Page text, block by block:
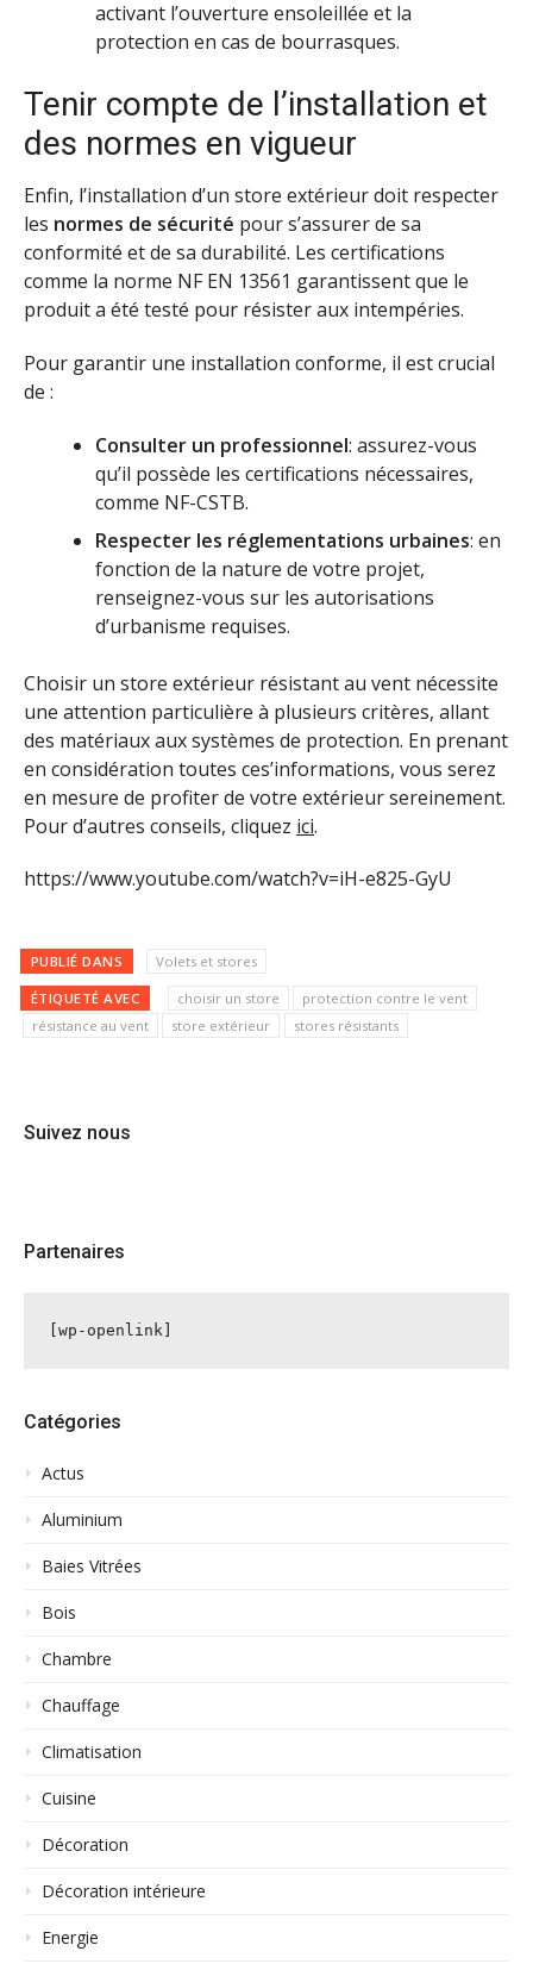
activant l’ouverture ensoleillée et la
protection en cas de bourrasques.
Tenir compte de l’installation et
des normes en vigueur
Enfin, l’installation d’un store extérieur doit respecter
les normes de sécurité pour s’assurer de sa
conformité et de sa durabilité. Les certifications
comme la norme NF EN 13561 garantissent que le
produit a été testé pour résister aux intempéries.
Pour garantir une installation conforme, il est crucial
de :
Consulter un professionnel: assurez-vous
qu’il possède les certifications nécessaires,
comme NF-CSTB.
Respecter les réglementations urbaines: en
fonction de la nature de votre projet,
renseignez-vous sur les autorisations
d’urbanisme requises.
Choisir un store extérieur résistant au vent nécessite
une attention particulière à plusieurs critères, allant
des matériaux aux systèmes de protection. En prenant
en considération toutes ces’informations, vous serez
en mesure de profiter de votre extérieur sereinement.
Pour d’autres conseils, cliquez ici.
https://www.youtube.com/watch?v=iH-e825-GyU
PUBLIÉ DANS Volets et stores
ÉTIQUETÉ AVEC choisir un store
protection contre le vent
résistance au vent
store extérieur stores résistants
Suivez nous
Partenaires
[wp-openlink]
Catégories
Actus
Aluminium
Baies Vitrées
Bois
Chambre
Chauffage
Climatisation
Cuisine
Décoration
Décoration intérieure
Energie